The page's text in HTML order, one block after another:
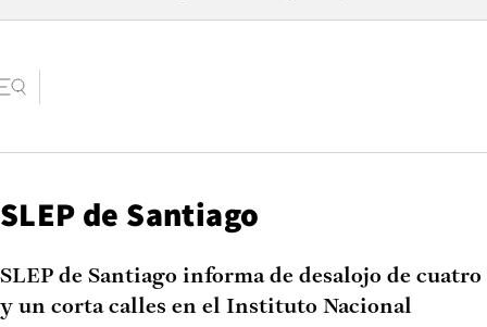
SLEP de Santiago
SLEP de Santiago informa de desalojo de
y un corta calles en el Instituto Nacional